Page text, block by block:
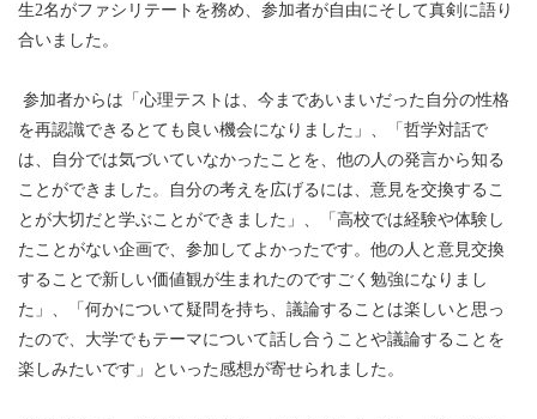
生2名がファシリテートを務め、参加者が自由にそして真剣に語り
合いました。
参加者からは「心理テストは、今まであいまいだった自分の性格
を再認識できるとても良い機会になりました」、「哲学対話で
は、自分では気づいていなかったことを、他の人の発言から知る
ことができました。自分の考えを広げるには、意見を交換するこ
とが大切だと学ぶことができました」、「高校では経験や体験し
たことがない企画で、参加してよかったです。他の人と意見交換
することで新しい価値観が生まれたのですごく勉強になりまし
た」、「何かについて疑問を持ち、議論することは楽しいと思っ
たので、大学でもテーマについて話し合うことや議論することを
楽しみたいです」といった感想が寄せられました。